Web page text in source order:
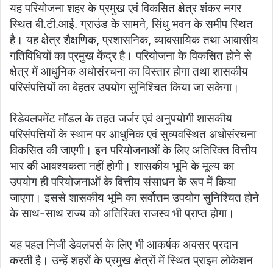
यह परियोजना शहर के प्रमुख एवं विकसित क्षेत्र शंकर नगर
स्थित बी.टी.आई. ग्राउंड के सामने, सिंधु भवन के समीप स्थित
है। यह क्षेत्र शैक्षणिक, प्रशासनिक, व्यावसायिक तथा आवासीय
गतिविधियों का प्रमुख केंद्र है। परियोजना के विकसित होने से
क्षेत्र में आधुनिक अधोसंरचना का विस्तार होगा तथा शासकीय
परिसंपत्तियों का बेहतर उपयोग सुनिश्चित किया जा सकेगा।
रिडेवलपमेंट मॉडल के तहत जर्जर एवं अनुपयोगी शासकीय
परिसंपत्तियों के स्थान पर आधुनिक एवं सुव्यवस्थित अधोसंरचना
विकसित की जाएगी। इन परियोजनाओं के लिए अतिरिक्त वित्तीय
भार की आवश्यकता नहीं होगी। शासकीय भूमि के मूल्य का
उपयोग ही परियोजनाओं के वित्तीय संसाधन के रूप में किया
जाएगा। इससे शासकीय भूमि का सर्वोत्तम उपयोग सुनिश्चित होने
के साथ-साथ राज्य को अतिरिक्त राजस्व भी प्राप्त होगा।
यह पहल निजी डेवलपर्स के लिए भी आकर्षक अवसर प्रदान
करती है। उन्हें शहरों के प्रमुख क्षेत्रों में स्थित प्राइम लोकेशन